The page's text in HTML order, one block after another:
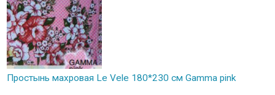
Простынь махровая Le Vele 180*230 см Gamma pink